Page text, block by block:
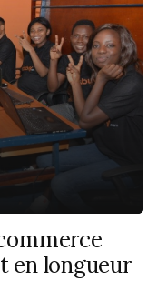
en longueur